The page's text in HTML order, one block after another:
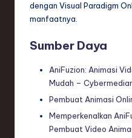
dengan Visual Paradigm
manfaatnya.
Sumber Daya
AniFuzion: Animasi
Mudah –
Pembuat Animasi
Memperkenalkan
Pembuat Video